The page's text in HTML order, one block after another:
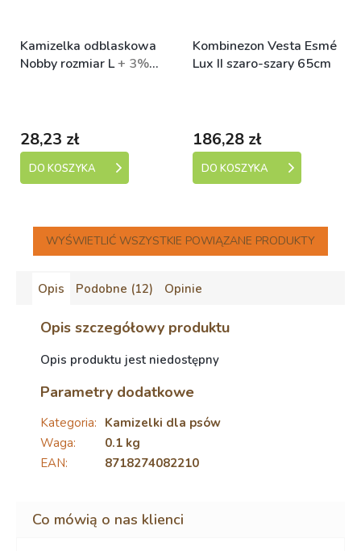
Kamizelka odblaskowa
Nobby rozmiar L+ 3%
28,23 zł
DO KOSZYKA
Kombinezon Vesta Esmé
Lux II szaro-szary 65cm
186,28 zł
DO KOSZYKA
WYŚWIETLIĆ WSZYSTKIE POWIĄZANE PRODUKTY
Opis Podobne (12) Opinie
Opis szczegółowy produktu
Opis produktu jest niedostępny
Parametry dodatkowe
Kategoria: Kamizelki dla psów
Waga:
0.1 kg
EAN: 8718274082210